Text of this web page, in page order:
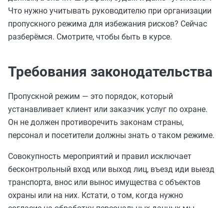
Что нужно учитывать руководителю при организации
пропускного режима для избежания рисков? Сейчас
разберёмся. Смотрите, чтобы быть в курсе.
Требования законодательства
Пропускной режим — это порядок, который
устанавливает клиент или заказчик услуг по охране.
Он не должен противоречить законам страны,
персонал и посетители должны знать о таком режиме.
Совокупность мероприятий и правил исключает
бесконтрольный вход или выход лиц, въезд иди выезд
транспорта, внос или вынос имущества с объектов
охраны или на них. Кстати, о том, когда нужно